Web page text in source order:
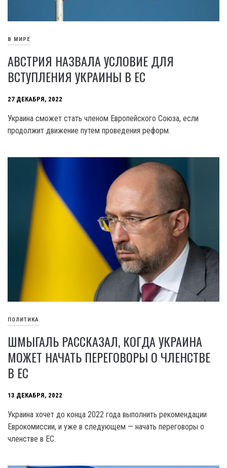
В МИРЕ
АВСТРИЯ НАЗВАЛА УСЛОВИЕ ДЛЯ
ВСТУПЛЕНИЯ УКРАИНЫ В ЕС
27 ДЕКАБРЯ, 2022
Украина сможет стать членом Европейского Союза, если
продолжит движение путем проведения реформ.
ПОЛИТИКА
ШМЫГАЛЬ РАССКАЗАЛ, КОГДА УКРАИНА
МОЖЕТ НАЧАТЬ ПЕРЕГОВОРЫ О ЧЛЕНСТВЕ
В ЕС
13 ДЕКАБРЯ, 2022
Украина хочет до конца 2022 года выполнить рекомендации
Еврокомиссии, и уже в следующем — начать переговоры о
членстве в ЕС.